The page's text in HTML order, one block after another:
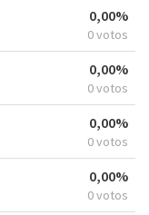
0,00%
0 votos
0,00%
0 votos
0,00%
0 votos
0,00%
0 votos